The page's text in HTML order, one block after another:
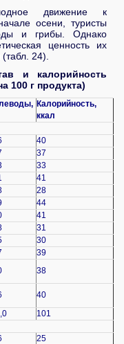
движение к
осени, туристы
и грибы. Однако
ценность их
24).
и калорийность
100 г продукта)
Калорийность,
ккал
40
37
33
41
28
44
41
31
30
39
38
40
101
25